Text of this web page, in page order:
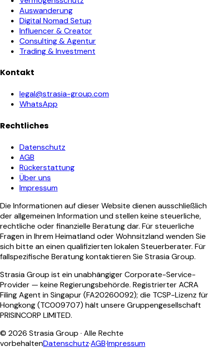
Auswanderung
Digital Nomad Setup
Influencer & Creator
Consulting & Agentur
Trading & Investment
Kontakt
legal@strasia-group.com
WhatsApp
Rechtliches
Datenschutz
AGB
Rückerstattung
Über uns
Impressum
Die Informationen auf dieser Website dienen ausschließlich
der allgemeinen Information und stellen keine steuerliche,
rechtliche oder finanzielle Beratung dar. Für steuerliche
Fragen in Ihrem Heimatland oder Wohnsitzland wenden Sie
sich bitte an einen qualifizierten lokalen Steuerberater. Für
fallspezifische Beratung kontaktieren Sie Strasia Group.
Strasia Group ist ein unabhängiger Corporate-Service-
Provider — keine Regierungsbehörde. Registrierter ACRA
Filing Agent in Singapur (FA20260092); die TCSP-Lizenz für
Hongkong (TC009707) hält unsere Gruppengesellschaft
PRISINCORP LIMITED.
© 2026 Strasia Group · Alle Rechte
vorbehaltenDatenschutz·AGB·Impressum